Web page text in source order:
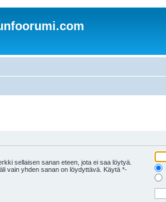
sellaisen sanan eteen, jota ei saa löytyä.
vain yhden sanan on löydyttävä. Käytä *-